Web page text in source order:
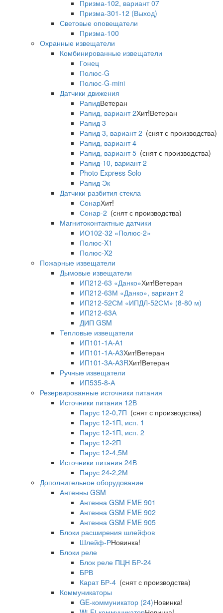
Призма-102, вариант 07
Призма-301-12 (Выход)
Световые оповещатели
Призма-100
Охранные извещатели
Комбинированные извещатели
Гонец
Полюс-G
Полюс-G-mini
Датчики движения
РапидВетеран
Рапид, вариант 2Хит!Ветеран
Рапид 3
Рапид 3, вариант 2 (снят с производства)
Рапид, вариант 4
Рапид, вариант 5 (снят с производства)
Рапид-10, вариант 2
Photo Express Solo
Рапид Эк
Датчики разбития стекла
СонарХит!
Сонар-2 (снят с производства)
Магнитоконтактные датчики
ИО102-32 «Полюс-2»
Полюс-X1
Полюс-X2
Пожарные извещатели
Дымовые извещатели
ИП212-63 «Данко»Хит!Ветеран
ИП212-63М «Данко», вариант 2
ИП212-52СМ «ИПДЛ-52СМ» (8-80 м)
ИП212-63А
ДИП GSM
Тепловые извещатели
ИП101-1А-А1
ИП101-1А-А3Хит!Ветеран
ИП101-3А-А3RХит!Ветеран
Ручные извещатели
ИП535-8-А
Резервированные источники питания
Источники питания 12В
Парус 12-0,7П (снят с производства)
Парус 12-1П, исп. 1
Парус 12-1П, исп. 2
Парус 12-2П
Парус 12-4,5М
Источники питания 24В
Парус 24-2,2М
Дополнительное оборудование
Антенны GSM
Антенна GSM FME 901
Антенна GSM FME 902
Антенна GSM FME 905
Блоки расширения шлейфов
Шлейф-РНовинка!
Блоки реле
Блок реле ПЦН БР-24
БРВ
Карат БР-4 (снят с производства)
Коммуникаторы
GE-коммуникатор (24)Новинка!